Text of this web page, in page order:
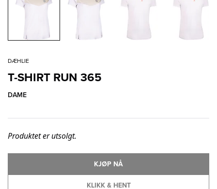
DÆHLIE
T-SHIRT RUN 365
DAME
Produktet er utsolgt.
KLIKK & HENT
KJØP NÅ